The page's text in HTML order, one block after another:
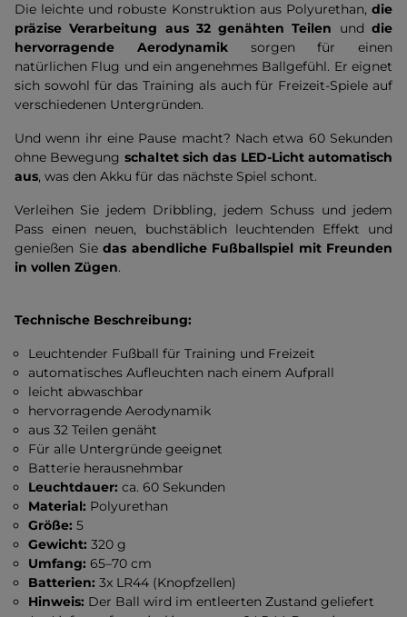
Die leichte und robuste Konstruktion aus Polyurethan, die
präzise Verarbeitung aus 32 genähten Teilen unddie
hervorragende Aerodynamiksorgen für einen
natürlichen Flug und ein angenehmes Ballgefühl. Er eignet
sich sowohl für das Training als auch für Freizeit-Spiele auf
verschiedenen Untergründen.
Und wenn ihr eine Pause macht? Nach etwa 60 Sekunden
ohne Bewegung schaltet sich das LED-Licht automatisch
aus, was den Akku für das nächste Spiel schont.
Verleihen Sie jedem Dribbling, jedem Schuss und jedem
Pass einen neuen, buchstäblich leuchtenden Effekt und
genießen Siedas abendliche Fußballspiel mit Freunden
in vollen Zügen.
Technische Beschreibung:
Leuchtender Fußball für Training und Freizeit
automatisches Aufleuchten nach einem Aufprall
leicht abwaschbar
hervorragende Aerodynamik
aus 32 Teilen genäht
Für alle Untergründe geeignet
Batterie herausnehmbar
Leuchtdauer: ca. 60 Sekunden
Material: Polyurethan
Größe: 5
Gewicht: 320 g
Umfang: 65–70 cm
Batterien: 3x LR44 (Knopfzellen)
Hinweis: Der Ball wird im entleerten Zustand geliefert